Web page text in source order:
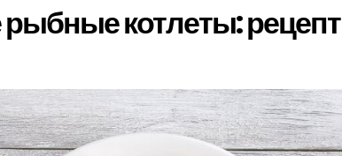
котлеты: рецепт